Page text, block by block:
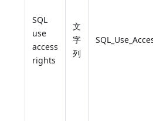
SQL
use
access
rights
文
字
列